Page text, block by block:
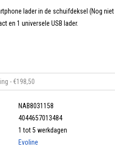
lader in de schuifdeksel (Nog
en 1 universele USB lader.
NAB8031158
4044657013484
1 tot 5 werkdagen
Evoline